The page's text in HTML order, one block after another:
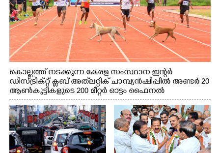
കൊല്ലത്ത് നടക്കുന്ന കേരള സംസ്ഥാന ഇന്റർ
ഡിസ്ട്രിക്റ്റ് ക്ലബ് അത്‌ലറ്റിക് ചാമ്പ്യൻഷിപ്പിൽ അണ്ടർ 20
ആൺകുട്ടികളുടെ 200 മീറ്റർ ഓട്ടം ഫൈനൽ
മത്സരത്തിനിടെ സിന്തറ്റിക് ട്രാക്കിന് കുറുകെ ഓടുന്ന
നായകൾ.